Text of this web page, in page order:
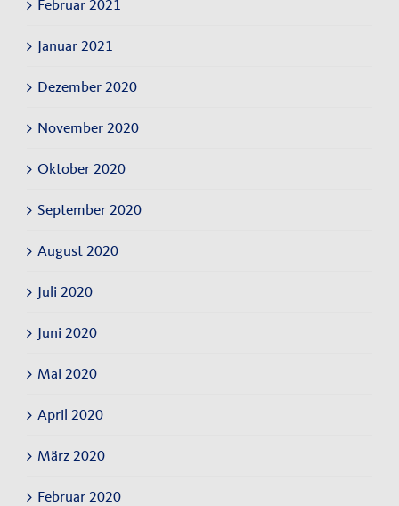
Februar 2021
Januar 2021
Dezember 2020
November 2020
Oktober 2020
September 2020
August 2020
Juli 2020
Juni 2020
Mai 2020
April 2020
März 2020
Februar 2020